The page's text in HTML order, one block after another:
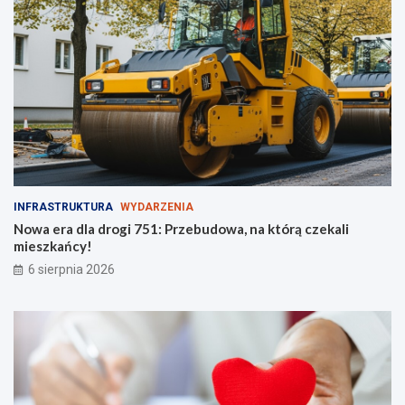
y
ś
c
i
INFRASTRUKTURA WYDARZENIA
Nowa era dla drogi 751: Przebudowa, na którą czekali
mieszkańcy!
6 sierpnia 2026